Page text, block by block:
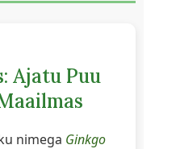
Ajatu Puu
nimega Ginkgo